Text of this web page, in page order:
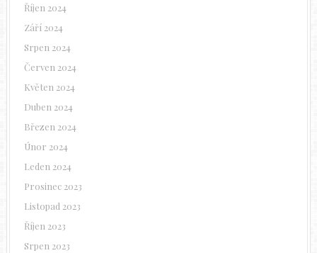
Říjen 2024
Září 2024
Srpen 2024
Červen 2024
Květen 2024
Duben 2024
Březen 2024
Únor 2024
Leden 2024
Prosinec 2023
Listopad 2023
Říjen 2023
Srpen 2023